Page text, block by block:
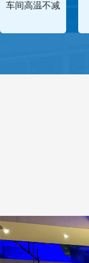
车间高温不减